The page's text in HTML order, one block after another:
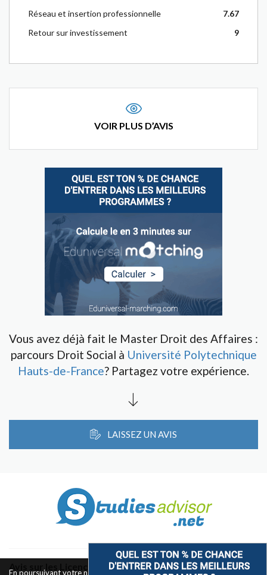
Réseau et insertion professionnelle
7.67
Retour sur investissement
9
VOIR PLUS D’AVIS
Vous avez déjà fait le Master Droit des Affaires :
parcours Droit Social à Université Polytechnique
Hauts-de-France? Partagez votre expérience.
LAISSEZ UN AVIS
Avis sur les Licences & Bachelors
En poursuivant votre navigation sur ce site, vous acceptez